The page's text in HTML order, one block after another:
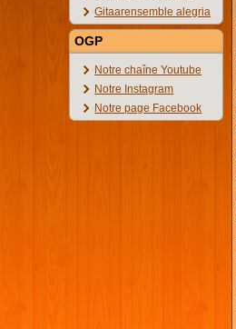
Gitaarensemble alegria
OGP
Notre chaîne Youtube
Notre Instagram
Notre page Facebook